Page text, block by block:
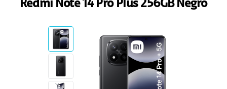
Redmi Note 14 Pro Plus 256GB Negro